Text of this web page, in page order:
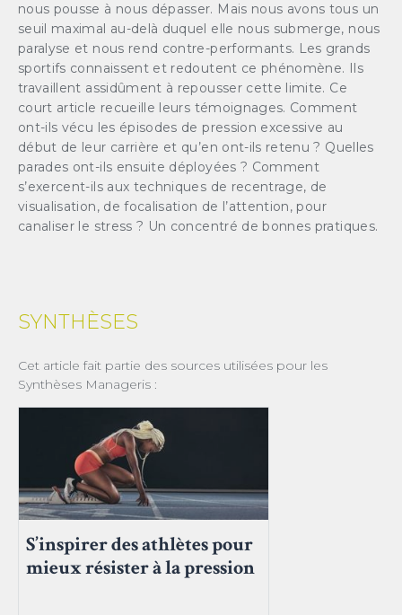
nous pousse à nous dépasser. Mais nous avons tous un
seuil maximal au-delà duquel elle nous submerge, nous
paralyse et nous rend contre-performants. Les grands
sportifs connaissent et redoutent ce phénomène. Ils
travaillent assidûment à repousser cette limite. Ce
court article recueille leurs témoignages. Comment
ont-ils vécu les épisodes de pression excessive au
début de leur carrière et qu’en ont-ils retenu ? Quelles
parades ont-ils ensuite déployées ? Comment
s’exercent-ils aux techniques de recentrage, de
visualisation, de focalisation de l’attention, pour
canaliser le stress ? Un concentré de bonnes pratiques.
SYNTHÈSES
Cet article fait partie des sources utilisées pour les
Synthèses Manageris :
S’inspirer des athlètes pour
mieux résister à la pression
Découvrez gratuitement et sans engagement
nos contenus et notre solution d’aide à l’action
boostée par l'IA
JE DÉCOUVRE
(1) Cochez cette option pour laisser une trace sur votre ordinateur afin
de ne plus afficher cette fenêtre. Ce système de trace est basé sur les
cookies. Ces fichiers ne peuvent en aucun cas endommager votre
ordinateur, ni l'affecter d'aucune façon, vous pourrez les supprimer à
tout moment dans les options de votre navigateur.